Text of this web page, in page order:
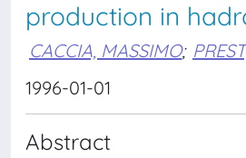
production in
CACCIA, MASSIMO;
1996-01-01
Abstract